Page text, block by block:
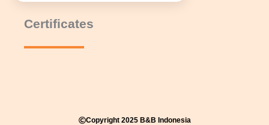
Certificates
Copyright 2025 B&B Indonesia